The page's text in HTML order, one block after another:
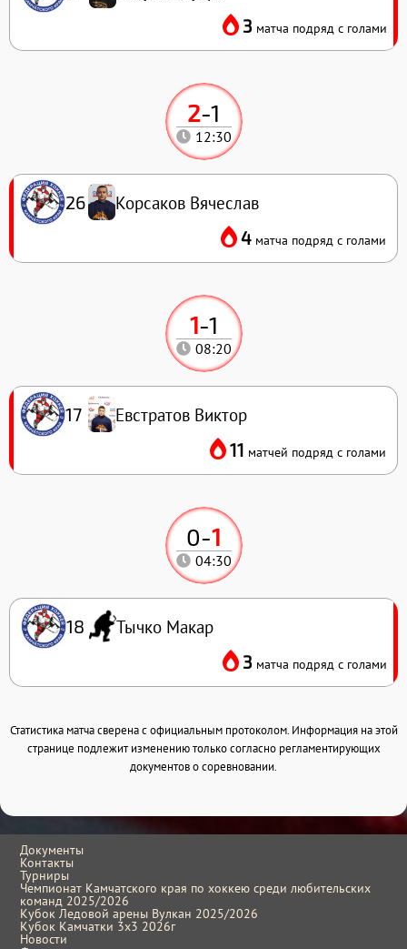
0-1
04:30
18 Тычко Макар
3 матча подряд с голами
1-1
08:20
17 Евстратов Виктор
11 матчей подряд с голами
2-1
12:30
26 Корсаков Вячеслав
4 матча подряд с голами
3 матча подряд с голами
Статистика матча сверена с официальным протоколом. Информация на этой
странице подлежит изменению только согласно регламентирующих
документов о соревновании.
Документы
Контакты
Турниры
Чемпионат Камчатского края по хоккею среди любительских
команд 2025/2026
Кубок Ледовой арены Вулкан 2025/2026
Кубок Камчатки 3x3 2026г
Новости